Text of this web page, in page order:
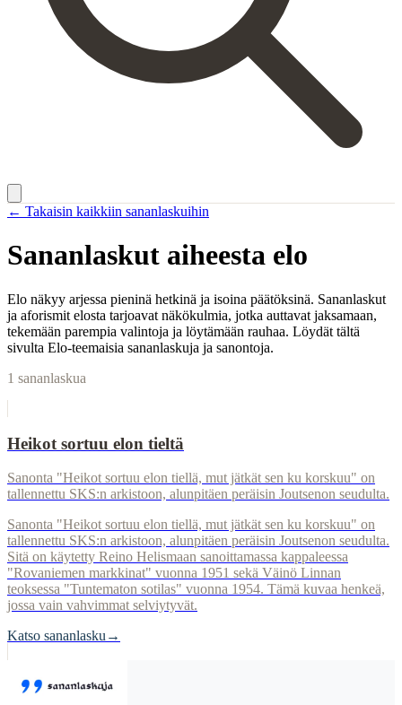
← Takaisin kaikkiin sananlaskuihin
Sananlaskut aiheesta elo
Elo näkyy arjessa pieninä hetkinä ja isoina päätöksinä. Sananlaskut
ja aforismit elosta tarjoavat näkökulmia, jotka auttavat jaksamaan,
tekemään parempia valintoja ja löytämään rauhaa. Löydät tältä
sivulta Elo-teemaisia sananlaskuja ja sanontoja.
1 sananlaskua
Heikot sortuu elon tieltä
Sanonta "Heikot sortuu elon tiellä, mut jätkät sen ku korskuu" on
tallennettu SKS:n arkistoon, alunpitäen peräisin Joutsenon seudulta.
Sanonta "Heikot sortuu elon tiellä, mut jätkät sen ku korskuu" on
tallennettu SKS:n arkistoon, alunpitäen peräisin Joutsenon seudulta.
Sitä on käytetty Reino Helismaan sanoittamassa kappaleessa
"Rovaniemen markkinat" vuonna 1951 sekä Väinö Linnan
teoksessa "Tuntematon sotilas" vuonna 1954. Tämä kuvaa henkeä,
jossa vain vahvimmat selviytyvät.
Katso sananlasku →